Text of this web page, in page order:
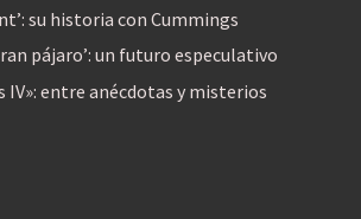
su historia con Cummings
pájaro’: un futuro especulativo
IV»: entre anécdotas y misterios